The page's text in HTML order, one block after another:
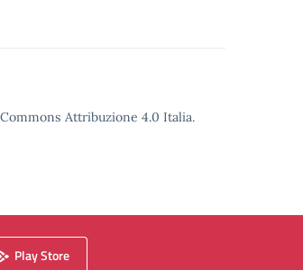
Attribuzione 4.0 Italia.
Play Store